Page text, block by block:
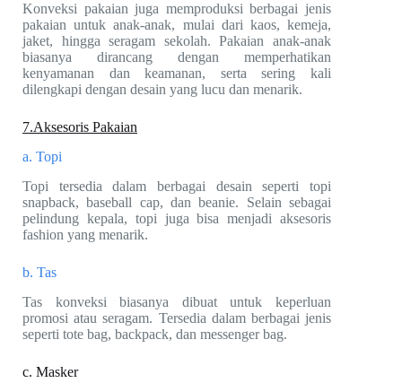
Konveksi pakaian juga memproduksi berbagai jenis
pakaian untuk anak-anak, mulai dari kaos, kemeja,
jaket, hingga seragam sekolah. Pakaian anak-anak
biasanya dirancang dengan memperhatikan
kenyamanan dan keamanan, serta sering kali
dilengkapi dengan desain yang lucu dan menarik.
7.Aksesoris Pakaian
a. Topi
Topi tersedia dalam berbagai desain seperti topi
snapback, baseball cap, dan beanie. Selain sebagai
pelindung kepala, topi juga bisa menjadi aksesoris
fashion yang menarik.
b. Tas
Tas konveksi biasanya dibuat untuk keperluan
promosi atau seragam. Tersedia dalam berbagai jenis
seperti tote bag, backpack, dan messenger bag.
c. Masker